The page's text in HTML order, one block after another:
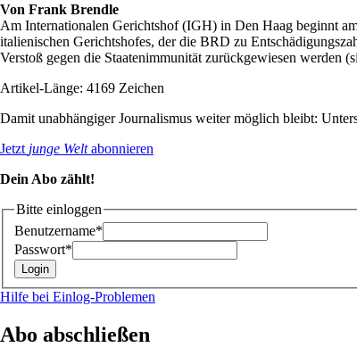
Von Frank Brendle
Am Internationalen Gerichtshof (IGH) in Den Haag beginnt
italienischen Gerichtshofes, der die BRD zu
Verstoß gegen die Staatenimmunität zurückgewiesen werden
Artikel-Länge: 4169 Zeichen
Damit unabhängiger Journalismus weiter möglich bleibt:
Jetzt junge Weltabonnieren
Dein Abo zählt!
Bitte einloggen
Benutzername*
Passwort*
Hilfe bei Einlog-Problemen
Abo abschließen